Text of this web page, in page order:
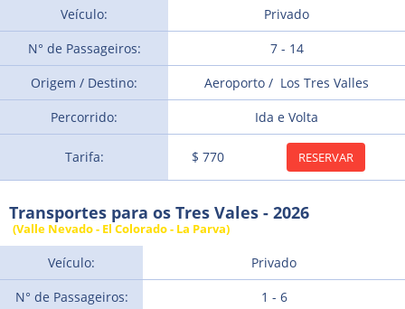
Veículo:
Privado
N° de Passageiros:
7 - 14
Origem / Destino:
Aeroporto / Los Tres Valles
Percorrido:
Ida e Volta
Tarifa: $ 770 RESERVAR
Transportes para os Tres Vales - 2026
(Valle Nevado - El Colorado - La Parva)
Veículo:
Privado
N° de Passageiros:
1 - 6